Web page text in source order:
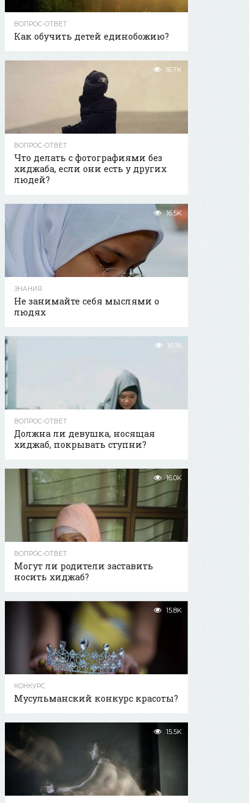
ВОПРОС-ОТВЕТ
Как обучить детей единобожию?
16.7K
ВОПРОС-ОТВЕТ
Что делать с фотографиями без
хиджаба, если они есть у других
людей?
16.5K
ЗНАНИЯ
Не занимайте себя мыслями о
людях
16.1K
ВОПРОС-ОТВЕТ
Должна ли девушка, носящая
хиджаб, покрывать ступни?
16.0K
ВОПРОС-ОТВЕТ
Могут ли родители заставить
носить хиджаб?
15.8K
КОНКУРС
Мусульманский конкурс красоты?
15.5K